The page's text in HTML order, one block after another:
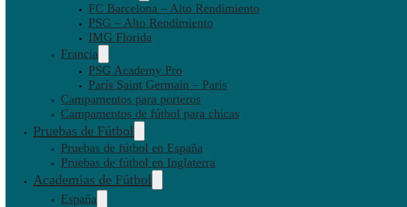
FC Barcelona – Alto Rendimiento
PSG – Alto Rendimiento
IMG Florida
Francia
PSG Academy Pro
París Saint Germain – París
Campamentos para porteros
Campamentos de fútbol para chicas
Pruebas de Fútbol
Pruebas de fútbol en España
Pruebas de fútbol en Inglaterra
Academias de Fútbol
España